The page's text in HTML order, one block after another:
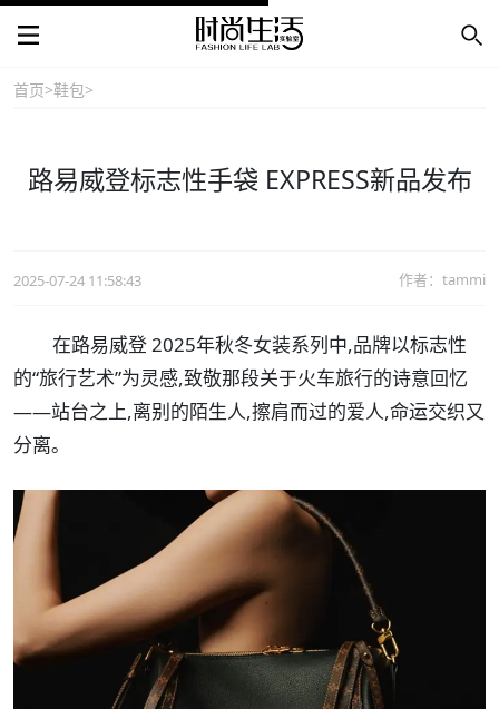
首页>鞋包>
路易威登标志性手袋 EXPRESS新品发布
2025-07-24 11:58:43 作者：tammi
在路易威登 2025年秋冬女装系列中,品牌以标志性
的“旅行艺术”为灵感,致敬那段关于火车旅行的诗意回忆
——站台之上,离别的陌生人,擦肩而过的爱人,命运交织又
分离｡